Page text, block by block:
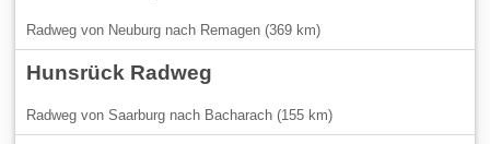
Radweg von Neuburg nach Remagen (369 km)
Hunsrück Radweg
Radweg von Saarburg nach Bacharach (155 km)